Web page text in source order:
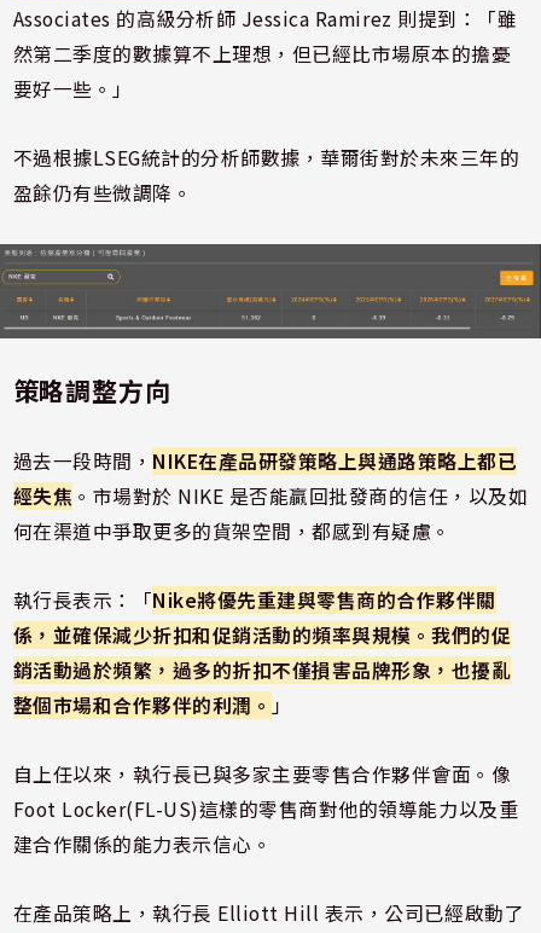
Associates 的高級分析師 Jessica Ramirez 則提到：「雖
然第二季度的數據算不上理想，但已經比市場原本的擔憂
要好一些。」
不過根據LSEG統計的分析師數據，華爾街對於未來三年的
盈餘仍有些微調降。
策略調整方向
過去一段時間， NIKE在產品研發策略上與通路策略上都已
經失焦 。市場對於 NIKE 是否能贏回批發商的信任，以及如
何在渠道中爭取更多的貨架空間，都感到有疑慮。
執行長表示：「Nike將優先重建與零售商的合作夥伴關
係，並確保減少折扣和促銷活動的頻率與規模。我們的促
銷活動過於頻繁，過多的折扣不僅損害品牌形象，也擾亂
整個市場和合作夥伴的利潤。 」
自上任以來，執行長已與多家主要零售合作夥伴會面。像
Foot Locker(FL-US)這樣的零售商對他的領導能力以及重
建合作關係的能力表示信心。
在產品策略上，執行長 Elliott Hill 表示，公司已經啟動了